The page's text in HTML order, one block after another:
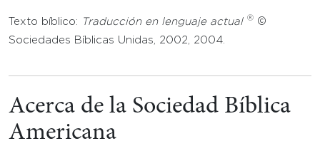
Texto bíblico: Traducción en lenguaje actual® ©
Sociedades Bíblicas Unidas, 2002, 2004.
Acerca de la Sociedad Bíblica
Americana